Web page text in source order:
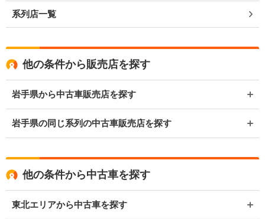
系列店一覧
他の条件から販売店を探す
岩手県から中古車販売店を探す
岩手県の同じ系列の中古車販売店を探す
他の条件から中古車を探す
東北エリアから中古車を探す